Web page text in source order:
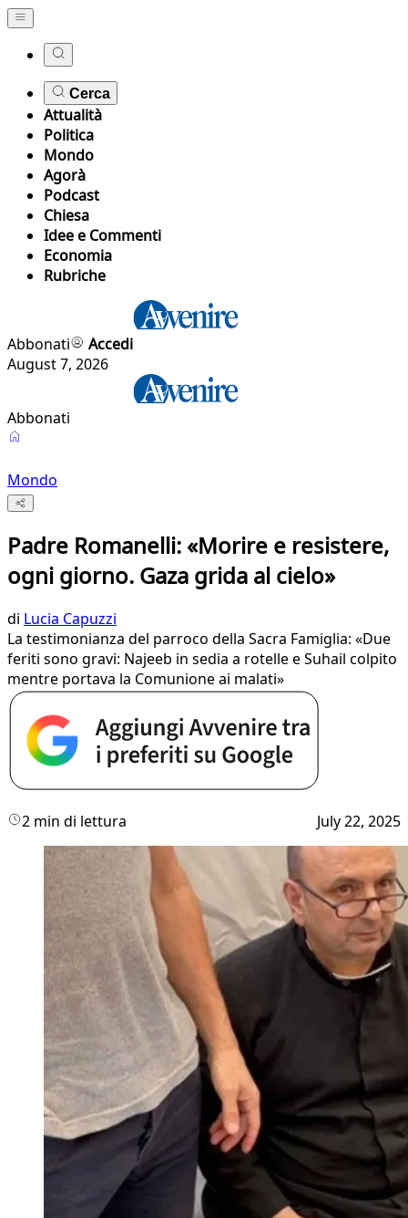
Cerca
Attualità
Politica
Mondo
Agorà
Podcast
Chiesa
Idee e Commenti
Economia
Rubriche
Abbonati
Accedi
August 7, 2026
Abbonati
Mondo
Padre Romanelli: «Morire e resistere,
ogni giorno. Gaza grida al cielo»
di Lucia Capuzzi
La testimonianza del parroco della Sacra Famiglia: «Due
feriti sono gravi: Najeeb in sedia a rotelle e Suhail colpito
mentre portava la Comunione ai malati»
2 min di lettura July 22, 2025